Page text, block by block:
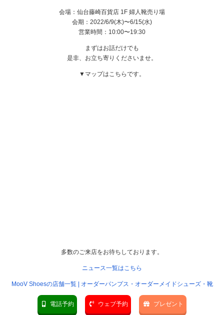
会場：仙台藤崎百貨店 1F 婦人靴売り場
会期：2022/6/9(木)〜6/15(水)
営業時間：10:00〜19:30
まずはお話だけでも
是非、お立ち寄りくださいませ。
▼マップはこちらです。
多数のご来店をお待ちしております。
ニュース一覧はこちら
MooV Shoesの店舗一覧 | オーダーパンプス・オーダーメイドシューズ・靴
電話予約 ウェブ予約 プレゼント